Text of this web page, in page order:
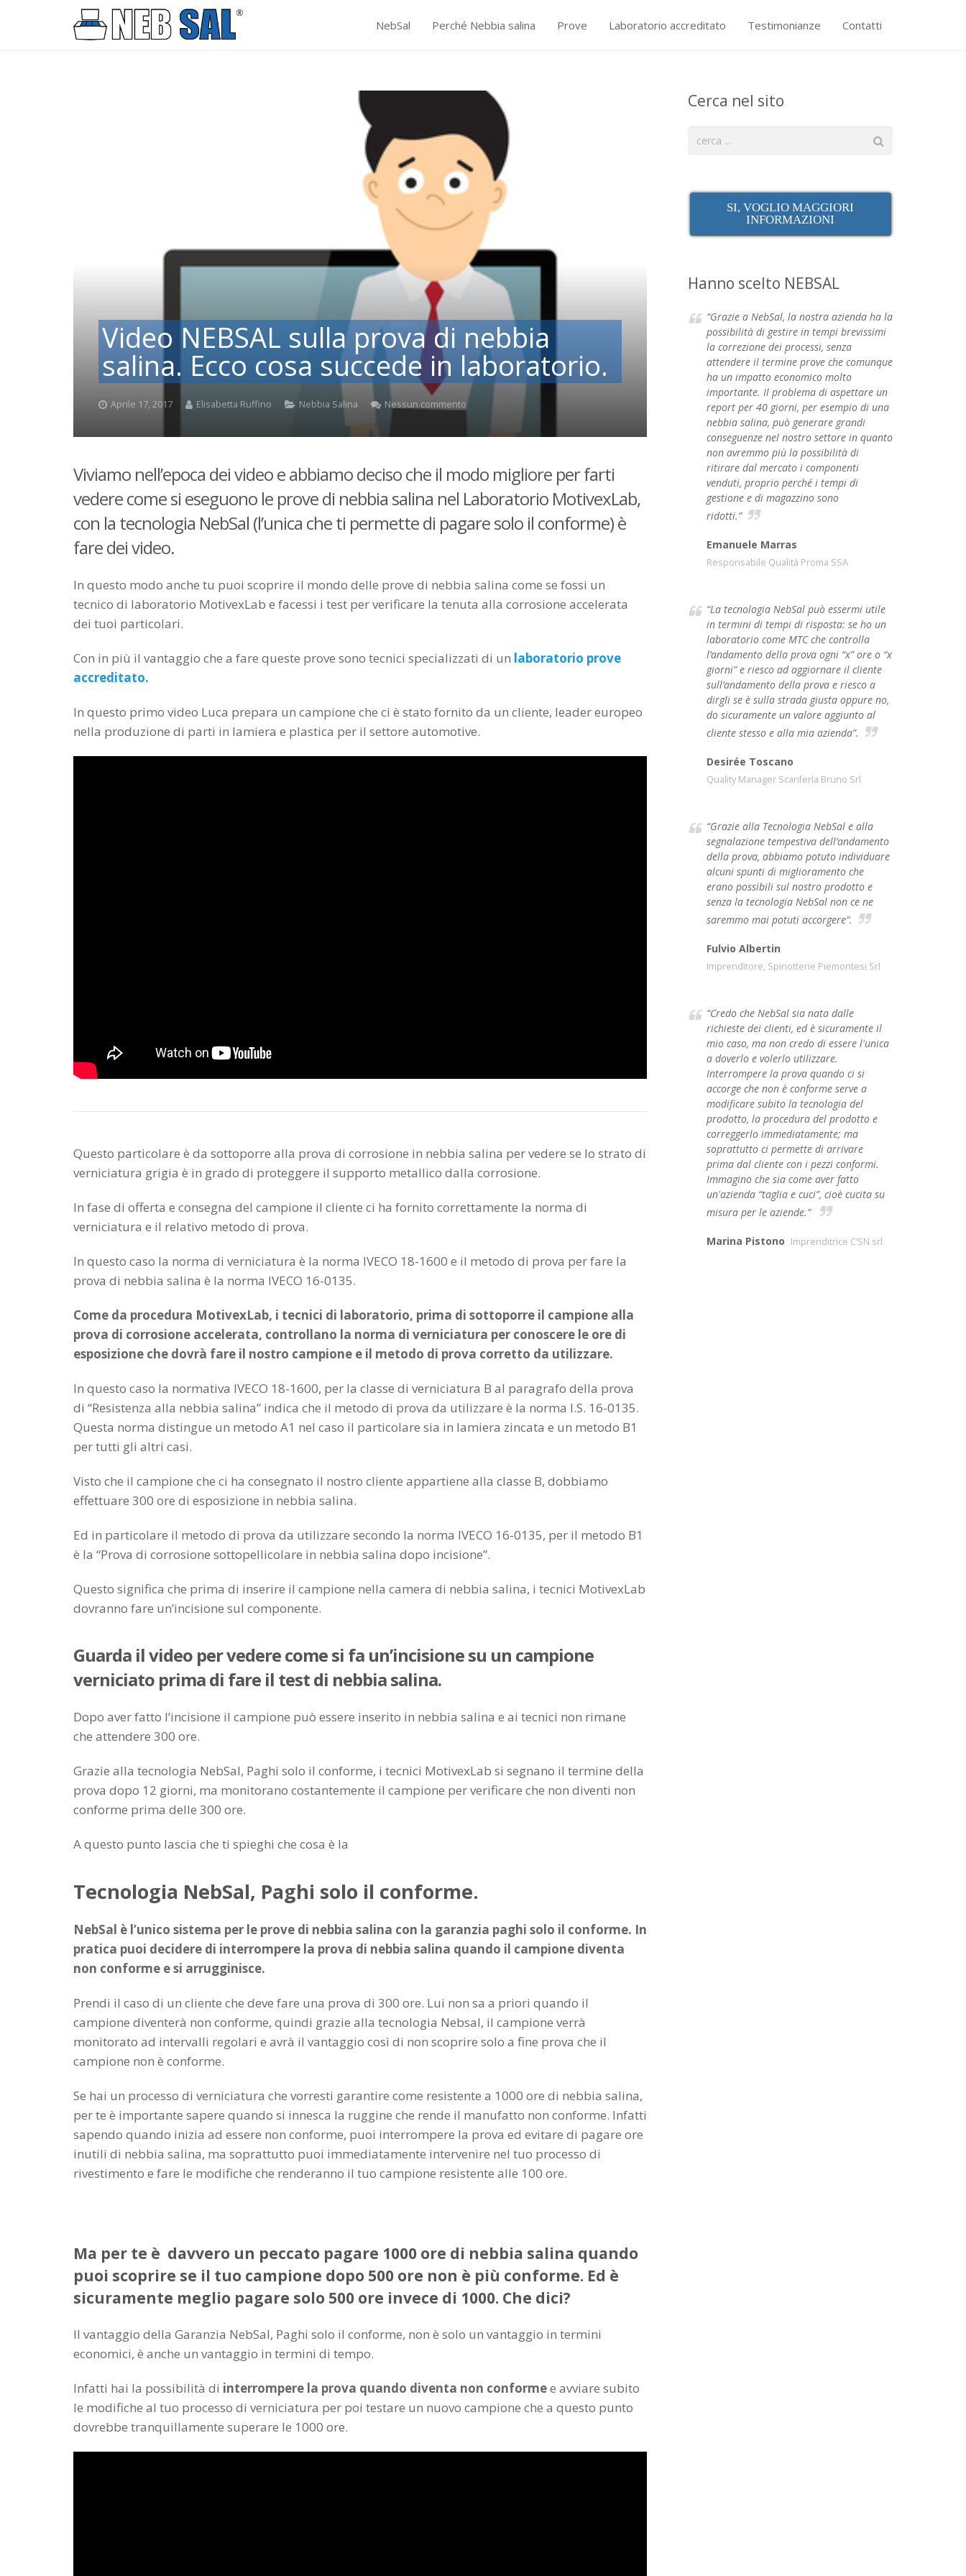
NebSal Perché Nebbia salina Prove Laboratorio accreditato Testimonianze Contatti
Video NEBSAL sulla prova di nebbia
salina. Ecco cosa succede in laboratorio.
Aprile 17, 2017 Elisabetta Ruffino Nebbia Salina Nessun commento
Viviamo nell’epoca dei video e abbiamo deciso che il modo migliore per farti
vedere come si eseguono le prove di nebbia salina nel Laboratorio MotivexLab,
con la tecnologia NebSal (l’unica che ti permette di pagare solo il conforme) è
fare dei video.
In questo modo anche tu puoi scoprire il mondo delle prove di nebbia salina come se fossi un
tecnico di laboratorio MotivexLab e facessi i test per verificare la tenuta alla corrosione accelerata
dei tuoi particolari.
Con in più il vantaggio che a fare queste prove sono tecnici specializzati di un laboratorio prove
accreditato.
In questo primo video Luca prepara un campione che ci è stato fornito da un cliente, leader europeo
nella produzione di parti in lamiera e plastica per il settore automotive.
Questo particolare è da sottoporre alla prova di corrosione in nebbia salina per vedere se lo strato di
verniciatura grigia è in grado di proteggere il supporto metallico dalla corrosione.
In fase di offerta e consegna del campione il cliente ci ha fornito correttamente la norma di
verniciatura e il relativo metodo di prova.
In questo caso la norma di verniciatura è la norma IVECO 18-1600 e il metodo di prova per fare la
prova di nebbia salina è la norma IVECO 16-0135.
Come da procedura MotivexLab, i tecnici di laboratorio, prima di sottoporre il campione alla
prova di corrosione accelerata, controllano la norma di verniciatura per conoscere le ore di
esposizione che dovrà fare il nostro campione e il metodo di prova corretto da utilizzare.
In questo caso la normativa IVECO 18-1600, per la classe di verniciatura B al paragrafo della prova
di “Resistenza alla nebbia salina” indica che il metodo di prova da utilizzare è la norma I.S. 16-0135.
Questa norma distingue un metodo A1 nel caso il particolare sia in lamiera zincata e un metodo B1
per tutti gli altri casi.
Visto che il campione che ci ha consegnato il nostro cliente appartiene alla classe B, dobbiamo
effettuare 300 ore di esposizione in nebbia salina.
Ed in particolare il metodo di prova da utilizzare secondo la norma IVECO 16-0135, per il metodo B1
è la “Prova di corrosione sottopellicolare in nebbia salina dopo incisione”.
Questo significa che prima di inserire il campione nella camera di nebbia salina, i tecnici MotivexLab
dovranno fare un’incisione sul componente.
Guarda il video per vedere come si fa un’incisione su un campione
verniciato prima di fare il test di nebbia salina.
Dopo aver fatto l’incisione il campione può essere inserito in nebbia salina e ai tecnici non rimane
che attendere 300 ore.
Grazie alla tecnologia NebSal, Paghi solo il conforme, i tecnici MotivexLab si segnano il termine della
prova dopo 12 giorni, ma monitorano costantemente il campione per verificare che non diventi non
conforme prima delle 300 ore.
A questo punto lascia che ti spieghi che cosa è la
Tecnologia NebSal, Paghi solo il conforme.
NebSal è l’unico sistema per le prove di nebbia salina con la garanzia paghi solo il conforme. In
pratica puoi decidere di interrompere la prova di nebbia salina quando il campione diventa
non conforme e si arrugginisce.
Prendi il caso di un cliente che deve fare una prova di 300 ore. Lui non sa a priori quando il
campione diventerà non conforme, quindi grazie alla tecnologia Nebsal, il campione verrà
monitorato ad intervalli regolari e avrà il vantaggio così di non scoprire solo a fine prova che il
campione non è conforme.
Se hai un processo di verniciatura che vorresti garantire come resistente a 1000 ore di nebbia salina,
per te è importante sapere quando si innesca la ruggine che rende il manufatto non conforme. Infatti
sapendo quando inizia ad essere non conforme, puoi interrompere la prova ed evitare di pagare ore
inutili di nebbia salina, ma soprattutto puoi immediatamente intervenire nel tuo processo di
rivestimento e fare le modifiche che renderanno il tuo campione resistente alle 100 ore.
Ma per te è davvero un peccato pagare 1000 ore di nebbia salina quando
puoi scoprire se il tuo campione dopo 500 ore non è più conforme. Ed è
sicuramente meglio pagare solo 500 ore invece di 1000. Che dici?
Il vantaggio della Garanzia NebSal, Paghi solo il conforme, non è solo un vantaggio in termini
economici, è anche un vantaggio in termini di tempo.
Infatti hai la possibilità di interrompere la prova quando diventa non conformee avviare subito
le modifiche al tuo processo di verniciatura per poi testare un nuovo campione che a questo punto
dovrebbe tranquillamente superare le 1000 ore.
Cerca nel sito
SI, VOGLIO MAGGIORI
INFORMAZIONI
Hanno scelto NEBSAL
“Grazie a NebSal, la nostra azienda ha la
possibilità di gestire in tempi brevissimi
la correzione dei processi, senza
attendere il termine prove che comunque
ha un impatto economico molto
importante. Il problema di aspettare un
report per 40 giorni, per esempio di una
nebbia salina, può generare grandi
conseguenze nel nostro settore in quanto
non avremmo più la possibilità di
ritirare dal mercato i componenti
venduti, proprio perché i tempi di
gestione e di magazzino sono
ridotti.”
Emanuele Marras
Responsabile Qualità Proma SSA
“La tecnologia NebSal può essermi utile
in termini di tempi di risposta: se ho un
laboratorio come MTC che controlla
l’andamento della prova ogni “x” ore o “x
giorni” e riesco ad aggiornare il cliente
sull’andamento della prova e riesco a
dirgli se è sulla strada giusta oppure no,
do sicuramente un valore aggiunto al
cliente stesso e alla mia azienda”.
Desirée Toscano
Quality Manager Scanferla Bruno Srl
“Grazie alla Tecnologia NebSal e alla
segnalazione tempestiva dell’andamento
della prova, abbiamo potuto individuare
alcuni spunti di miglioramento che
erano possibili sul nostro prodotto e
senza la tecnologia NebSal non ce ne
saremmo mai potuti accorgere”.
Fulvio Albertin
Imprenditore, Spinotterie Piemontesi Srl
“Credo che NebSal sia nata dalle
richieste dei clienti, ed è sicuramente il
mio caso, ma non credo di essere l'unica
a doverlo e volerlo utilizzare.
Interrompere la prova quando ci si
accorge che non è conforme serve a
modificare subito la tecnologia del
prodotto, la procedura del prodotto e
correggerlo immediatamente; ma
soprattutto ci permette di arrivare
prima dal cliente con i pezzi conformi.
Immagino che sia come aver fatto
un'azienda “taglia e cuci”, cioè cucita su
misura per le aziende.”
Marina Pistono Imprenditrice C’SN srl